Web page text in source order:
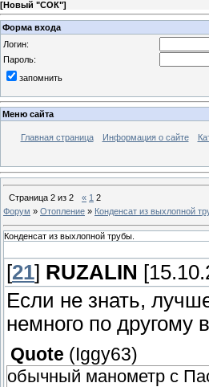
[Новый "СОК"]
Форма входа
Логин:
Пароль:
запомнить
Меню сайта
Главная страница Информация о сайте
Страница 2 из 2 « 1 2
Форум » Отопление » Конденсат из выхлопной
Конденсат из выхлопной трубы.
[21] RUZALIN
Если не знать,
немного по другому
Quote (Iggy63)
обычный манометр с